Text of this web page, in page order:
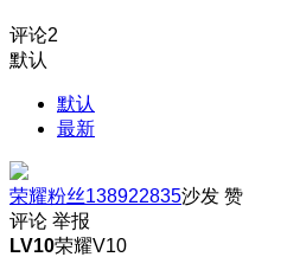
评论2
默认
默认
最新
荣耀粉丝138922835沙发 赞
评论 举报
LV10荣耀V10